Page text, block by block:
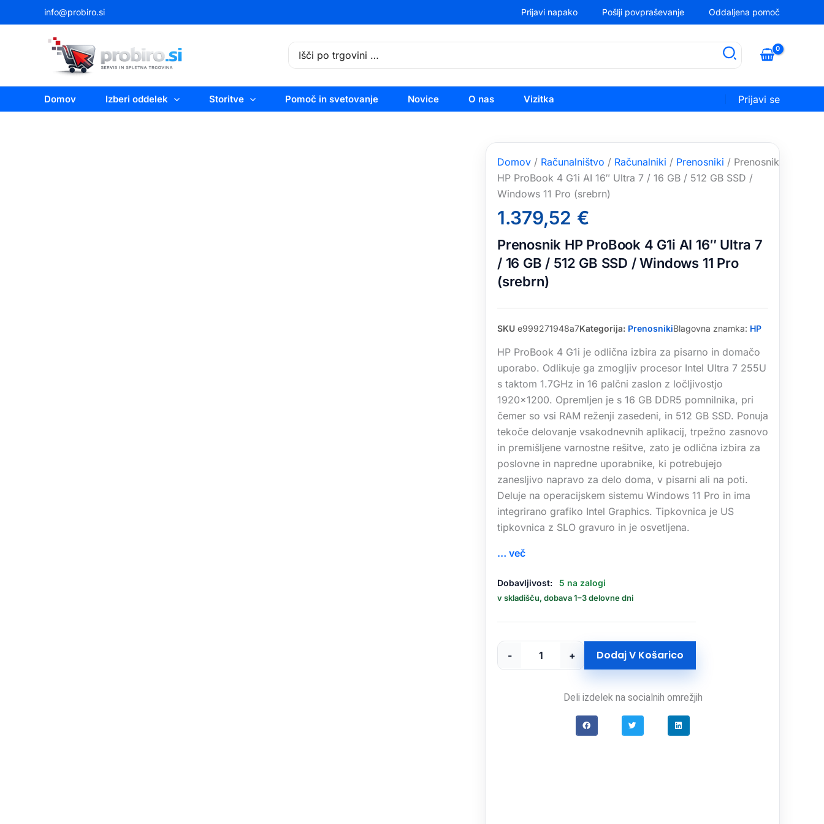
to
info@probiro.si Prijavi napako Pošlji povpraševanje Oddaljena pomoč
Search
for:
Domov Izberi oddelek Storitve Pomoč in svetovanje Novice O nas Vizitka Prijavi se
Domov / Računalništvo / Računalniki / Prenosniki / Prenosnik
HP ProBook 4 G1i AI 16″ Ultra 7 / 16 GB / 512 GB SSD /
Windows 11 Pro (srebrn)
1.379,52 €
Prenosnik HP ProBook 4 G1i AI 16″ Ultra 7
/ 16 GB / 512 GB SSD / Windows 11 Pro
(srebrn)
SKU e999271948a7Kategorija: PrenosnikiBlagovna znamka: HP
HP ProBook 4 G1i je odlična izbira za pisarno in domačo
uporabo. Odlikuje ga zmogljiv procesor Intel Ultra 7 255U
s taktom 1.7GHz in 16 palčni zaslon z ločljivostjo
1920×1200. Opremljen je s 16 GB DDR5 pomnilnika, pri
čemer so vsi RAM reženji zasedeni, in 512 GB SSD. Ponuja
tekoče delovanje vsakodnevnih aplikacij, trpežno zasnovo
in premišljene varnostne rešitve, zato je odlična izbira za
poslovne in napredne uporabnike, ki potrebujejo
zanesljivo napravo za delo doma, v pisarni ali na poti.
Deluje na operacijskem sistemu Windows 11 Pro in ima
integrirano grafiko Intel Graphics. Tipkovnica je US
tipkovnica z SLO gravuro in je osvetljena.
… več
Dobavljivost: 5 na zalogi
v skladišču, dobava 1–3 delovne dni
-
4
G1i
16"
+ Dodaj V Košarico
Deli izdelek na socialnih omrežjih